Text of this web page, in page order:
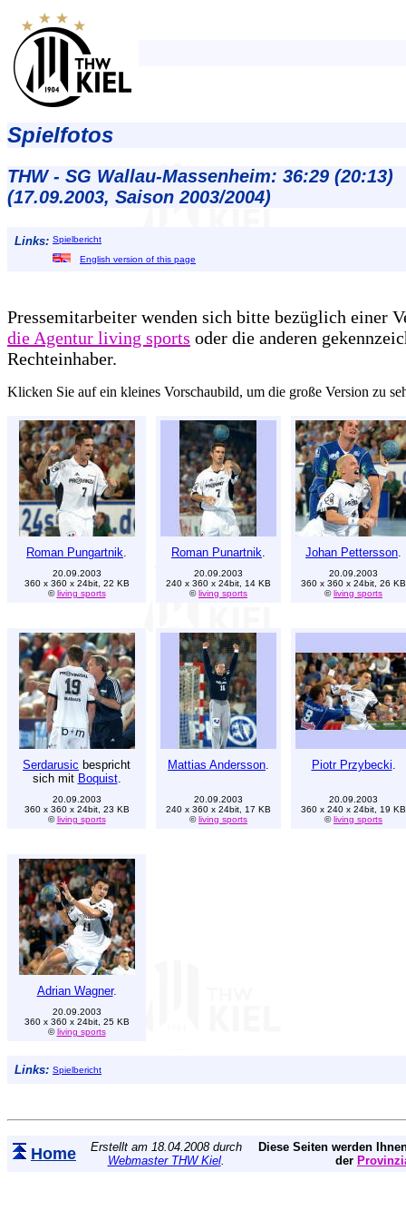
Spielfotos
THW - SG Wallau-Massenheim: 36:29 (20:13)
(17.09.2003, Saison 2003/2004)
Links: Spielbericht
English version of this page
Pressemitarbeiter wenden sich bitte bezüglich einer
die Agentur living sports oder die anderen
Rechteinhaber.
Klicken Sie auf ein kleines Vorschaubild, um die große Version zu
Roman Pungartnik. Roman Punartnik. Johan Pettersson.
20.09.2003
360 x 360 x 24bit, 22 KB
©living sports
20.09.2003
240 x 360 x 24bit, 14 KB
©living sports
20.09.2003
360 x 360 x 24bit, 26 KB
©living sports
Serdarusic bespricht
sich mit Boquist.
Mattias Andersson. Piotr Przybecki.
20.09.2003
360 x 360 x 24bit, 23 KB
©living sports
20.09.2003
240 x 360 x 24bit, 17 KB
©living sports
20.09.2003
360 x 240 x 24bit, 19 KB
©living sports
Adrian Wagner.
20.09.2003
360 x 360 x 24bit, 25 KB
©living sports
Links: Spielbericht
Home
Erstellt am 18.04.2008 durch
Webmaster THW Kiel.
Diese Seiten werden
der